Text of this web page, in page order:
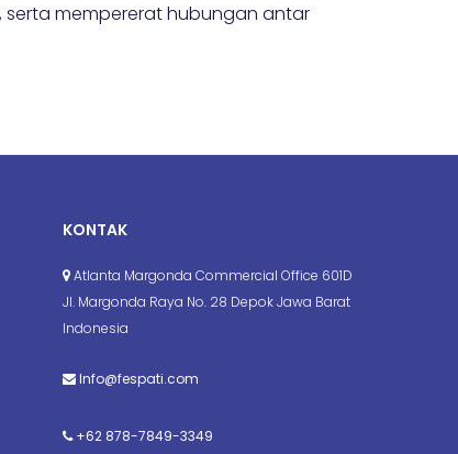
mempererat hubungan antar
KONTAK
Atlanta Margonda Commercial Office 601D
Jl. Margonda Raya No. 28 Depok Jawa Barat
Indonesia
Info@fespati.com
+62 878-7849-3349